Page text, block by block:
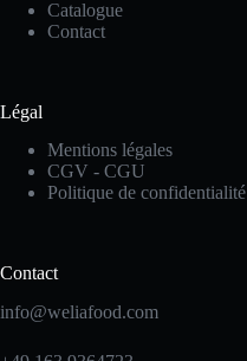
Catalogue
Contact
Légal
Mentions légales
CGV - CGU
Politique de confidentialité
Contact
info@weliafood.com